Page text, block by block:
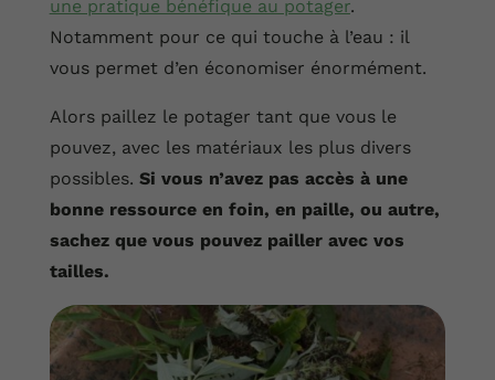
une pratique bénéfique au potager.
Notamment pour ce qui touche à l’eau : il
vous permet d’en économiser énormément.
Alors paillez le potager tant que vous le
pouvez, avec les matériaux les plus divers
possibles. Si vous n’avez pas accès à une
bonne ressource en foin, en paille, ou autre,
sachez que vous pouvez pailler avec vos
tailles.